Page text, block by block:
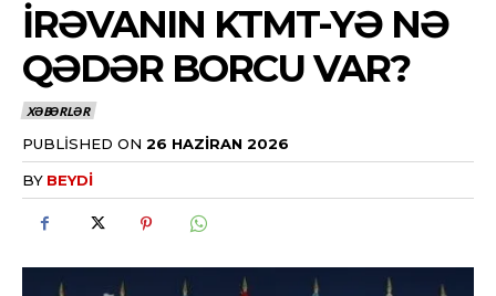
İRƏVANIN KTMT-YƏ NƏ
QƏDƏR BORCU VAR?
XƏBƏRLƏR
PUBLISHED ON 26 HAZIRAN 2026
BY BEYDI